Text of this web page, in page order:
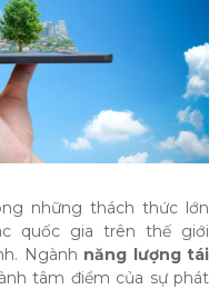
những thách thức lớn
quốc gia trên thế giới
Ngành năng lượng tái
tâm điểm của sự phát